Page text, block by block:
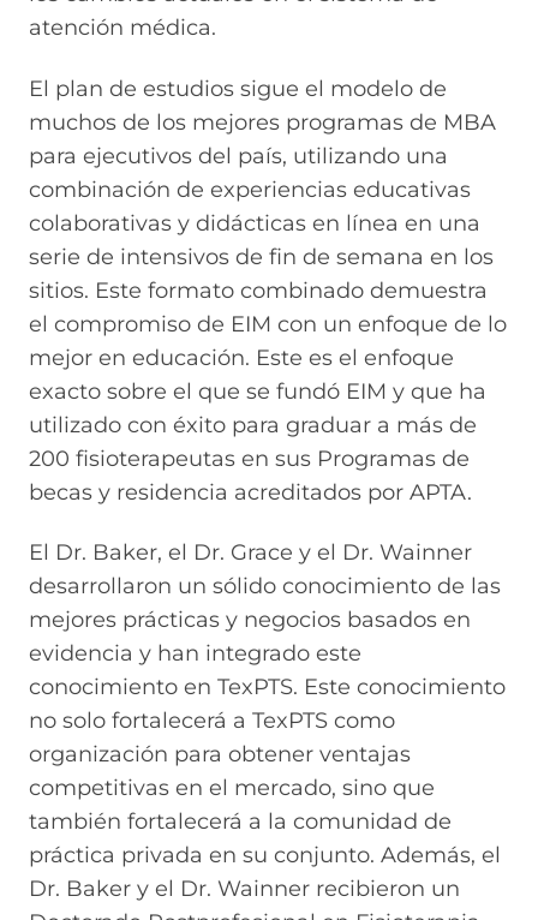
atención médica.
El plan de estudios sigue el modelo de
muchos de los mejores programas de MBA
para ejecutivos del país, utilizando una
combinación de experiencias educativas
colaborativas y didácticas en línea en una
serie de intensivos de fin de semana en los
sitios. Este formato combinado demuestra
el compromiso de EIM con un enfoque de lo
mejor en educación. Este es el enfoque
exacto sobre el que se fundó EIM y que ha
utilizado con éxito para graduar a más de
200 fisioterapeutas en sus Programas de
becas y residencia acreditados por APTA.
El Dr. Baker, el Dr. Grace y el Dr. Wainner
desarrollaron un sólido conocimiento de las
mejores prácticas y negocios basados en
evidencia y han integrado este
conocimiento en TexPTS. Este conocimiento
no solo fortalecerá a TexPTS como
organización para obtener ventajas
competitivas en el mercado, sino que
también fortalecerá a la comunidad de
práctica privada en su conjunto. Además, el
Dr. Baker y el Dr. Wainner recibieron un